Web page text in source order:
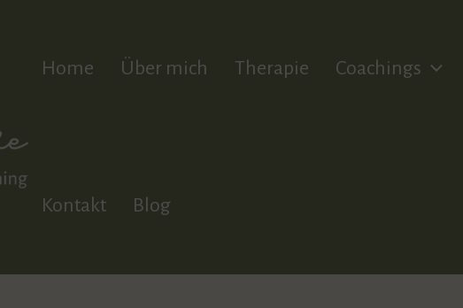
Home Über mich Therapie Coachings
Kontakt Blog